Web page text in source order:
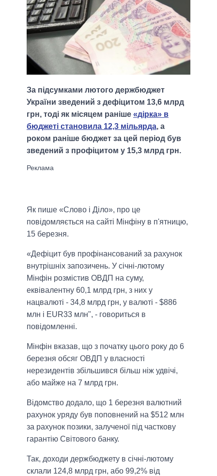
За підсумками лютого держбюджет
України зведений з дефіцитом 13,6 млрд
грн, тоді як місяцем раніше «дірка» в
бюджеті становила 12,3 мільярда, а
роком раніше бюджет за цей період був
зведений з профіцитом у 15,3 млрд грн.
Як пише «Слово і Діло», про це
повідомляється на сайті Мінфіну в п'ятницю,
15 березня.
«Дефіцит був профінансований за рахунок
внутрішніх запозичень. У січні-лютому
Мінфін розмістив ОВДП на суму,
еквівалентну 60,1 млрд грн, з них у
нацвалюті - 34,8 млрд грн, у валюті - $886
млн і EUR33 млн", - говориться в
повідомленні.
Мінфін вказав, що з початку цього року до 6
березня обсяг ОВДП у власності
нерезидентів збільшився більш ніж удвічі,
або майже на 7 млрд грн.
Відомство додало, що 1 березня валютний
рахунок уряду був поповнений на $512 млн
за рахунок позики, залученої під часткову
гарантію Світового банку.
Так, доходи держбюджету в січні-лютому
склали 124,8 млрд грн, або 99,2% від